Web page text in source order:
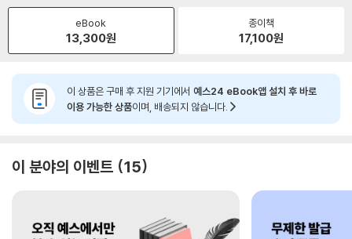
eBook
13,300원
종이책
17,100원
이 상품은 구매 후 지원 기기에서 예스24 eBook앱 설치 후 바로
이용 가능한 상품이며, 배송되지 않습니다.
이 분야의 이벤트 15